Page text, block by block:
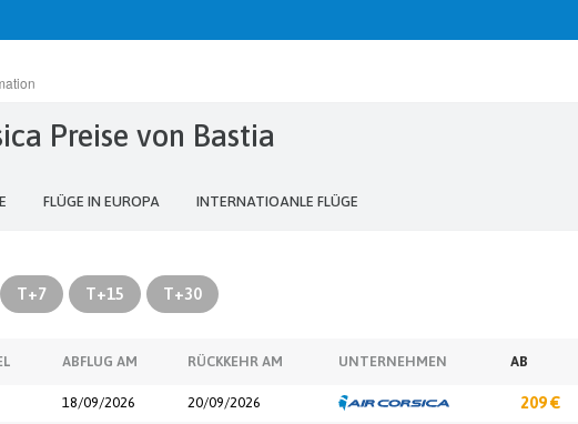
Preise von Bastia
FLÜGE IN EUROPA INTERNATIOANLE FLÜGE
T+7 T+15 T+30
ABFLUG AM RÜCKKEHR AM UNTERNEHMEN AB
18/09/2026 20/09/2026 209 €